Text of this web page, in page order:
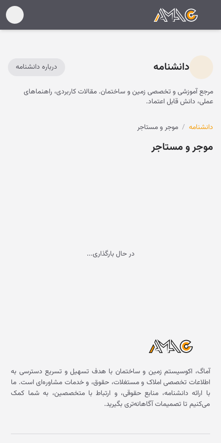
دانشنامه درباره دانشنامه
مرجع آموزشی و تخصصی زمین و ساختمان. مقالات کاربردی، راهنماهای
عملی، دانش قابل اعتماد.
دانشنامه / موجر و مستاجر
موجر و مستاجر
در حال بارگذاری...
آماگ، اکوسیستم زمین و ساختمان با هدف تسهیل و تسریع دسترسی به
اطلاعات تخصصی املاک و مستغلات، حقوق، و خدمات مشاوره‌ای است. ما
با ارائه دانشنامه، منابع حقوقی، و ارتباط با متخصصین، به شما کمک
می‌کنیم تا تصمیمات آگاهانه‌تری بگیرید.